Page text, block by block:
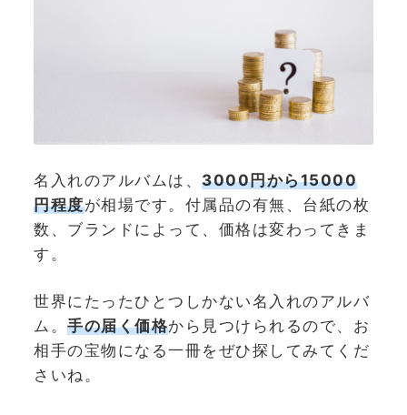
名入れのアルバムは、 3000円から15000
円程度が相場です。付属品の有無、台紙の枚
数、ブランドによって、価格は変わってきま
す。
世界にたったひとつしかない名入れのアルバ
ム。 手の届く価格から見つけられるので、お
相手の宝物になる一冊をぜひ探してみてくだ
さいね。